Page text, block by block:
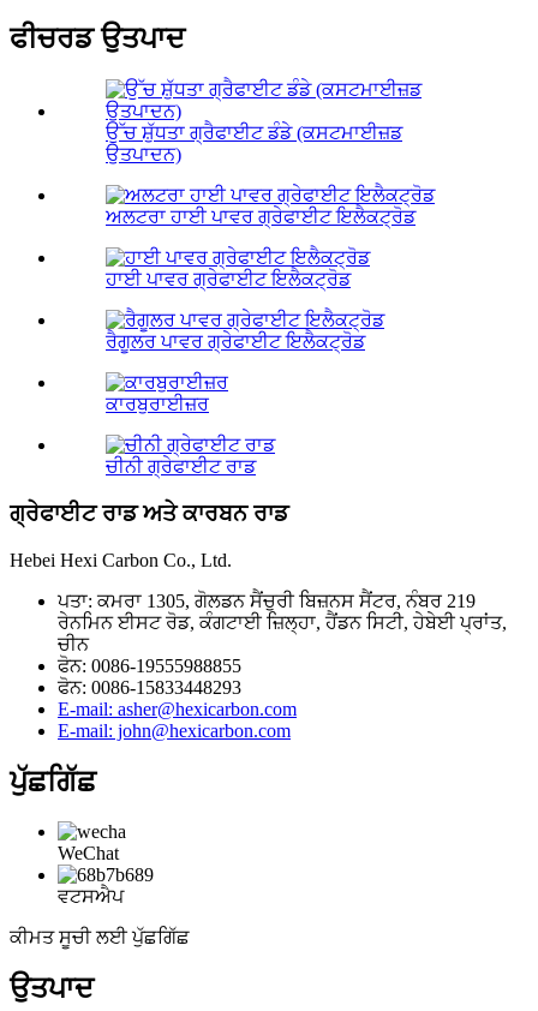
ਫੀਚਰਡ ਉਤਪਾਦ
ਉੱਚ ਸ਼ੁੱਧਤਾ ਗ੍ਰੈਫਾਈਟ ਡੰਡੇ (ਕਸਟਮਾਈਜ਼ਡ
ਉਤਪਾਦਨ)
ਅਲਟਰਾ ਹਾਈ ਪਾਵਰ ਗ੍ਰੇਫਾਈਟ ਇਲੈਕਟ੍ਰੋਡ
ਹਾਈ ਪਾਵਰ ਗ੍ਰੇਫਾਈਟ ਇਲੈਕਟ੍ਰੋਡ
ਰੈਗੂਲਰ ਪਾਵਰ ਗ੍ਰੇਫਾਈਟ ਇਲੈਕਟ੍ਰੋਡ
ਕਾਰਬੁਰਾਈਜ਼ਰ
ਚੀਨੀ ਗ੍ਰੇਫਾਈਟ ਰਾਡ
ਗ੍ਰੇਫਾਈਟ ਰਾਡ ਅਤੇ ਕਾਰਬਨ ਰਾਡ
Hebei Hexi Carbon Co., Ltd.
ਪਤਾ: ਕਮਰਾ 1305, ਗੋਲਡਨ ਸੈਂਚੁਰੀ ਬਿਜ਼ਨਸ ਸੈਂਟਰ, ਨੰਬਰ 219
ਰੇਨਮਿਨ ਈਸਟ ਰੋਡ, ਕੰਗਟਾਈ ਜ਼ਿਲ੍ਹਾ, ਹੈਂਡਨ ਸਿਟੀ, ਹੇਬੇਈ ਪ੍ਰਾਂਤ,
ਚੀਨ
ਫੋਨ: 0086-19555988855
ਫੋਨ: 0086-15833448293
E-mail: asher@hexicarbon.com
E-mail: john@hexicarbon.com
ਪੁੱਛਗਿੱਛ
WeChat
ਵਟਸਐਪ
ਕੀਮਤ ਸੂਚੀ ਲਈ ਪੁੱਛਗਿੱਛ
ਉਤਪਾਦ